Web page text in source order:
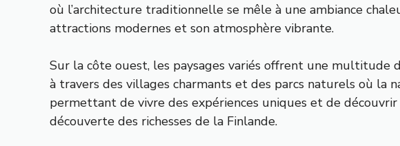
où l’architecture traditionnelle se mêle à une ambiance
attractions modernes et son atmosphère vibrante.
Sur la côte ouest, les paysages variés offrent une
à travers des villages charmants et des parcs naturels où
permettant de vivre des expériences uniques et de
découverte des richesses de la Finlande.